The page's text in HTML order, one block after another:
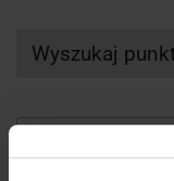
Wyszukaj